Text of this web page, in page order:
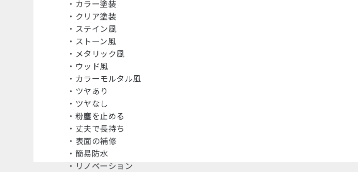
・ カラー塗装
・ クリア塗装
・ ステイン風
・ ストーン風
・ メタリック風
・ ウッド風
・ カラーモルタル風
・ ツヤあり
・ ツヤなし
・ 粉塵を止める
・ 丈夫で長持ち
・ 表面の補修
・ 簡易防水
・ リノベーション